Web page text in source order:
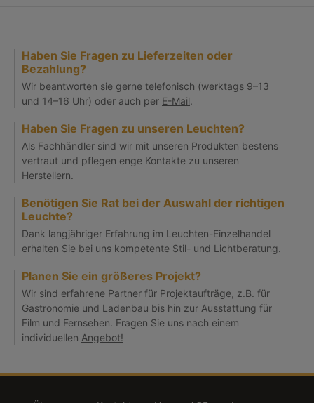
Haben Sie Fragen zu Lieferzeiten oder
Bezahlung?
Wir beantworten sie gerne telefonisch (werktags 9–13
und 14–16 Uhr) oder auch per E-Mail.
Haben Sie Fragen zu unseren Leuchten?
Als Fachhändler sind wir mit unseren Produkten bestens
vertraut und pflegen enge Kontakte zu unseren
Herstellern.
Benötigen Sie Rat bei der Auswahl der richtigen
Leuchte?
Dank langjähriger Erfahrung im Leuchten-Einzelhandel
erhalten Sie bei uns kompetente Stil- und Lichtberatung.
Planen Sie ein größeres Projekt?
Wir sind erfahrene Partner für Projektaufträge, z.B. für
Gastronomie und Ladenbau bis hin zur Ausstattung für
Film und Fernsehen. Fragen Sie uns nach einem
individuellen Angebot!